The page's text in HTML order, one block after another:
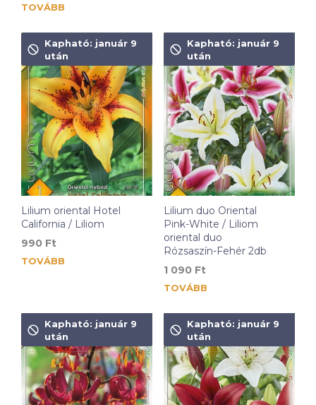
TOVÁBB
Lilium oriental Hotel
California / Liliom
990 Ft
Kapható: január 9
után
TOVÁBB
Lilium duo Oriental
Pink-White / Liliom
oriental duo
Rózsaszín-Fehér 2db
1 090 Ft
Kapható: január 9
után
TOVÁBB
Kapható: január 9
után
Kapható: január 9
után